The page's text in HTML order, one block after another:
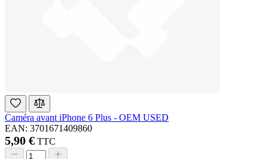
Caméra avant iPhone 6 Plus - OEM USED
EAN: 3701671409860
5,90 € TTC